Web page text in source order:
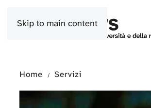
Skip to main content
Home Servizi